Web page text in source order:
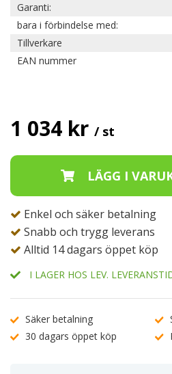
Garanti:
bara i förbindelse med:
Tillverkare
EAN nummer
1 034 kr / st
Enkel och säker betalning
Snabb och trygg leverans
Alltid 14 dagars öppet köp
I LAGER HOS LEV.
Säker betalning
30 dagars öppet köp